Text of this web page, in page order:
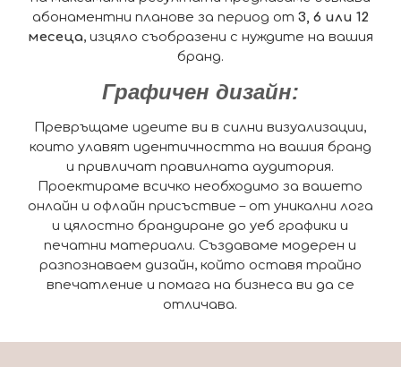
абонаментни планове за период от 3, 6 или 12
месеца, изцяло съобразени с нуждите на вашия
бранд.
Графичен дизайн:
Превръщаме идеите ви в силни визуализации,
които улавят идентичността на вашия бранд
и привличат правилната аудитория.
Проектираме всичко необходимо за вашето
онлайн и офлайн присъствие – от уникални лога
и цялостно брандиране до уеб графики и
печатни материали. Създаваме модерен и
разпознаваем дизайн, който оставя трайно
впечатление и помага на бизнеса ви да се
отличава.